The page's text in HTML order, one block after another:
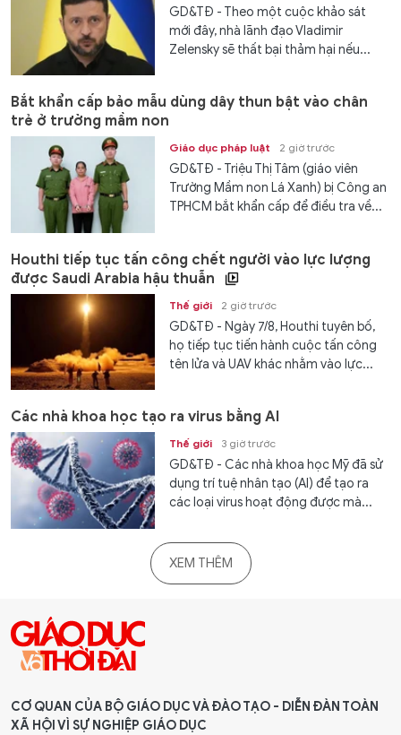
GD&TĐ - Theo một cuộc khảo sát
mới đây, nhà lãnh đạo Vladimir
Zelensky sẽ thất bại thảm hại nếu...
Bắt khẩn cấp bảo mẫu dùng dây thun bật vào chân
trẻ ở trường mầm non
Giáo dục pháp luật 2 giờ trước
GD&TĐ - Triệu Thị Tâm (giáo viên
Trường Mầm non Lá Xanh) bị Công an
TPHCM bắt khẩn cấp để điều tra về...
Houthi tiếp tục tấn công chết người vào lực lượng
được Saudi Arabia hậu thuẫn
Thế giới 2 giờ trước
GD&TĐ - Ngày 7/8, Houthi tuyên bố,
họ tiếp tục tiến hành cuộc tấn công
tên lửa và UAV khác nhằm vào lực...
Các nhà khoa học tạo ra virus bằng AI
Thế giới 3 giờ trước
GD&TĐ - Các nhà khoa học Mỹ đã sử
dụng trí tuệ nhân tạo (AI) để tạo ra
các loại virus hoạt động được mà...
XEM THÊM
CƠ QUAN CỦA BỘ GIÁO DỤC VÀ ĐÀO TẠO - DIỄN ĐÀN TOÀN
XÃ HỘI VÌ SỰ NGHIỆP GIÁO DỤC